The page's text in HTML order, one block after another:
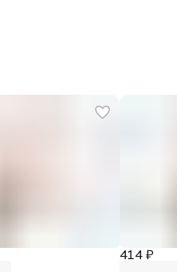
414 ₽